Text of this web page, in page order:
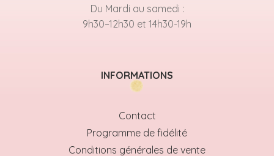
Du Mardi au samedi :
9h30–12h30 et 14h30-19h
INFORMATIONS
Contact
Programme de fidélité
Conditions générales de vente